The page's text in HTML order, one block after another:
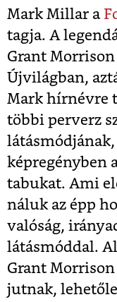
Mark Millar a
tagja. A
Grant Morrison
Újvilágban,
Mark hírnévre
többi perverz
képregényben
tabukat. Ami
náluk az épp
valóság,
látásmóddal.
Grant
jutnak,